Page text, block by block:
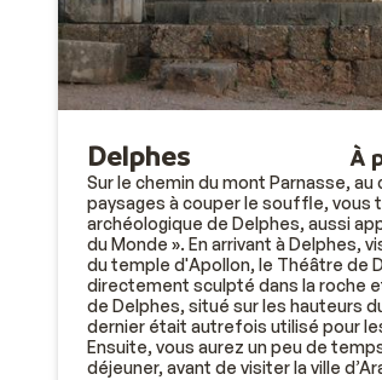
Delphes À
Sur le chemin du mont Parnasse,
paysages à couper le souffle, vous
archéologique de Delphes, aussi
du Monde ». En arrivant à Delphes,
du temple d'Apollon, le Théâtre de
directement sculpté dans la roche
de Delphes, situé sur les hauteurs
dernier était autrefois utilisé pour
Ensuite, vous aurez un peu de temps
déjeuner, avant de visiter la ville